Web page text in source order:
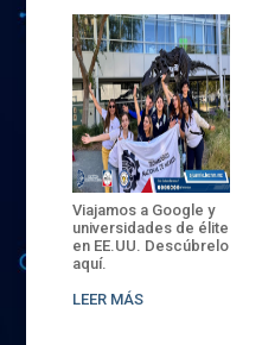
Viajamos a Google y
universidades de élite
en EE.UU. Descúbrelo
aquí.
LEER MÁS